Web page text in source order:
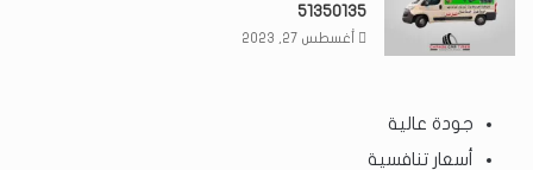
51350135
أغسطس 27, 2023
جودة عالية
أسعار تنافسية